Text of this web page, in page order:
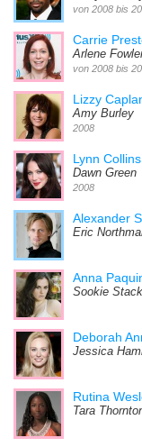
von 2008 bis
Carrie
Arlene
von 2008 bis
Lizzy
Amy Burley
2008
Lynn Collins
Dawn Green
2008
Alexander
Eric
Anna
Sookie
Deborah
Jessica
Rutina
Tara